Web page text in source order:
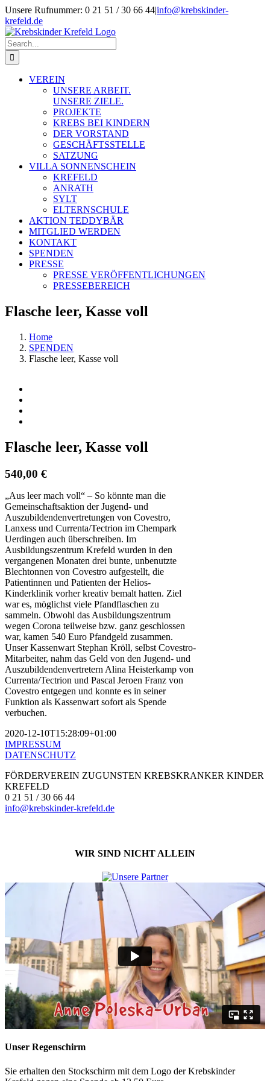
Skip
to
content
Unsere Rufnummer: 0 21 51 / 30 66 44|info@krebskinder-
krefeld.de
Facebook
Instagram
Search
for:
VEREIN
UNSERE ARBEIT.
UNSERE ZIELE.
PROJEKTE
KREBS BEI KINDERN
DER VORSTAND
GESCHÄFTSSTELLE
SATZUNG
VILLA SONNENSCHEIN
KREFELD
ANRATH
SYLT
ELTERNSCHULE
AKTION TEDDYBÄR
MITGLIED WERDEN
KONTAKT
SPENDEN
PRESSE
PRESSE VERÖFFENTLICHUNGEN
PRESSEBEREICH
Flasche leer, Kasse voll
Home
SPENDEN
Flasche leer, Kasse voll
Flasche leer, Kasse voll
540,00 €
„Aus leer mach voll“ – So könnte man die
Gemeinschaftsaktion der Jugend- und
Auszubildendenvertretungen von Covestro,
Lanxess und Currenta/Tectrion im Chempark
Uerdingen auch überschreiben. Im
Ausbildungszentrum Krefeld wurden in den
vergangenen Monaten drei bunte, unbenutzte
Blechtonnen von Covestro aufgestellt, die
Patientinnen und Patienten der Helios-
Kinderklinik vorher kreativ bemalt hatten. Ziel
war es, möglichst viele Pfandflaschen zu
sammeln. Obwohl das Ausbildungszentrum
wegen Corona teilweise bzw. ganz geschlossen
war, kamen 540 Euro Pfandgeld zusammen.
Unser Kassenwart Stephan Kröll, selbst Covestro-
Mitarbeiter, nahm das Geld von den Jugend- und
Auszubildendenvertretern Alina Heisterkamp von
Currenta/Tectrion und Pascal Jeroen Franz von
Covestro entgegen und konnte es in seiner
Funktion als Kassenwart sofort als Spende
verbuchen.
2020-12-10T15:28:09+01:00
IMPRESSUM
DATENSCHUTZ
FÖRDERVEREIN ZUGUNSTEN KREBSKRANKER KINDER
KREFELD
0 21 51 / 30 66 44
info@krebskinder-krefeld.de
WIR SIND NICHT ALLEIN
Unser Regenschirm
Sie erhalten den Stockschirm mit dem Logo der Krebskinder